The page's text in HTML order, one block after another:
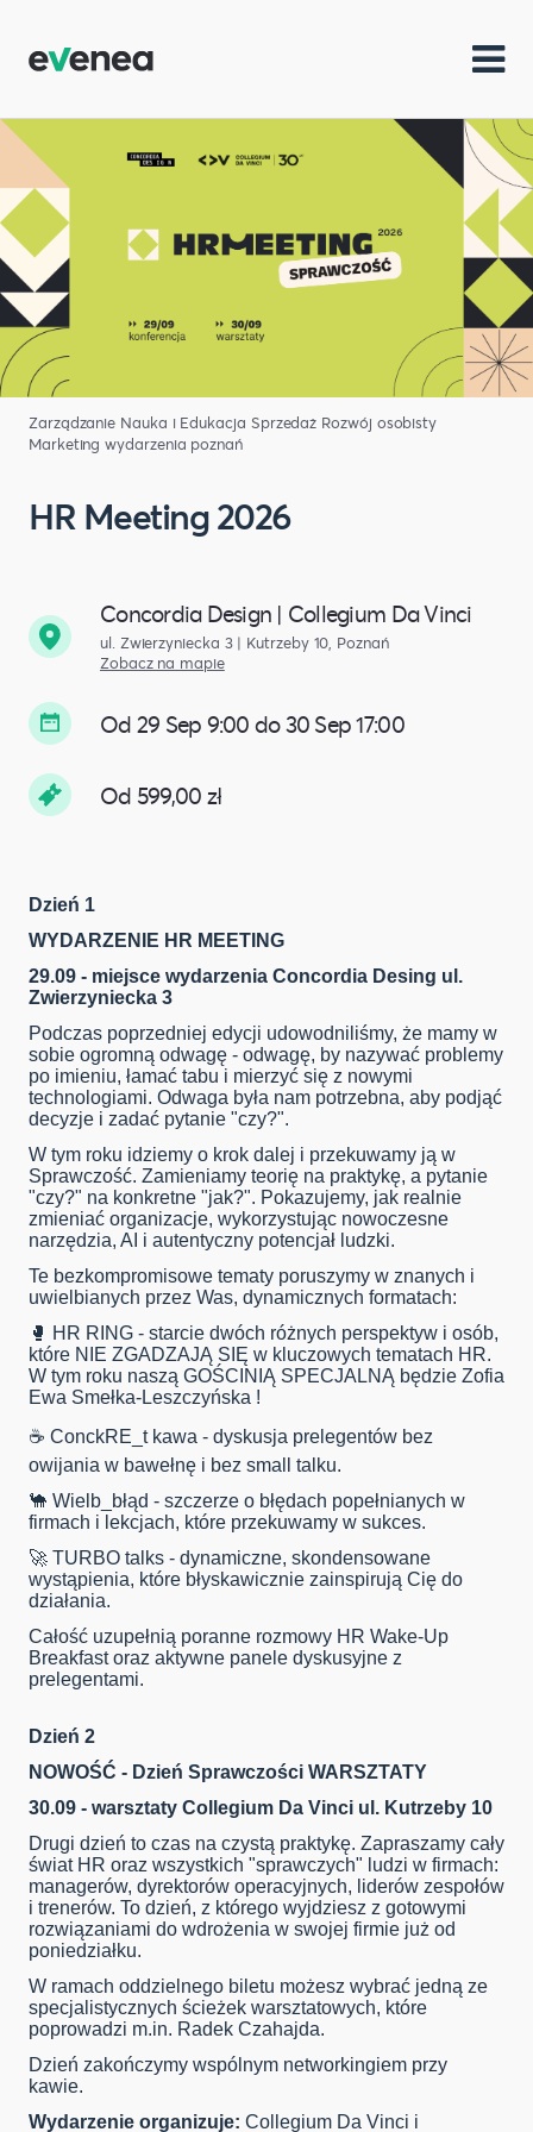
Zarządzanie Nauka i Edukacja Sprzedaż Rozwój osobisty
Marketing wydarzenia poznań
HR Meeting 2026
Concordia Design | Collegium Da Vinci
ul. Zwierzyniecka 3 | Kutrzeby 10, Poznań
Zobacz na mapie
Od 29 Sep 9:00 do 30 Sep 17:00
Od 599,00 zł
Dzień 1
WYDARZENIE HR MEETING
29.09 - miejsce wydarzenia Concordia Desing ul.
Zwierzyniecka 3
Podczas poprzedniej edycji udowodniliśmy, że mamy w
sobie ogromną odwagę - odwagę, by nazywać problemy
po imieniu, łamać tabu i mierzyć się z nowymi
technologiami. Odwaga była nam potrzebna, aby podjąć
decyzje i zadać pytanie "czy?".
W tym roku idziemy o krok dalej i przekuwamy ją w
Sprawczość. Zamieniamy teorię na praktykę, a pytanie
"czy?" na konkretne "jak?". Pokazujemy, jak realnie
zmieniać organizacje, wykorzystując nowoczesne
narzędzia, AI i autentyczny potencjał ludzki.
Te bezkompromisowe tematy poruszymy w znanych i
uwielbianych przez Was, dynamicznych formatach:
🥊 HR RING - starcie dwóch różnych perspektyw i osób,
które NIE ZGADZAJĄ SIĘ w kluczowych tematach HR.
W tym roku naszą GOŚCINIĄ SPECJALNĄ będzie Zofia
Ewa Smełka-Leszczyńska !
☕ ConckRE_t kawa - dyskusja prelegentów bez
owijania w bawełnę i bez small talku.
🐪 Wielb_błąd - szczerze o błędach popełnianych w
firmach i lekcjach, które przekuwamy w sukces.
🚀 TURBO talks - dynamiczne, skondensowane
wystąpienia, które błyskawicznie zainspirują Cię do
działania.
Całość uzupełnią poranne rozmowy HR Wake-Up
Breakfast oraz aktywne panele dyskusyjne z
prelegentami.
Dzień 2
NOWOŚĆ - Dzień Sprawczości WARSZTATY
30.09 - warsztaty Collegium Da Vinci ul. Kutrzeby 10
Drugi dzień to czas na czystą praktykę. Zapraszamy cały
świat HR oraz wszystkich "sprawczych" ludzi w firmach:
managerów, dyrektorów operacyjnych, liderów zespołów
i trenerów. To dzień, z którego wyjdziesz z gotowymi
rozwiązaniami do wdrożenia w swojej firmie już od
poniedziałku.
W ramach oddzielnego biletu możesz wybrać jedną ze
specjalistycznych ścieżek warsztatowych, które
poprowadzi m.in. Radek Czahajda.
Dzień zakończymy wspólnym networkingiem przy
kawie.
Wydarzenie organizuje: Collegium Da Vinci i